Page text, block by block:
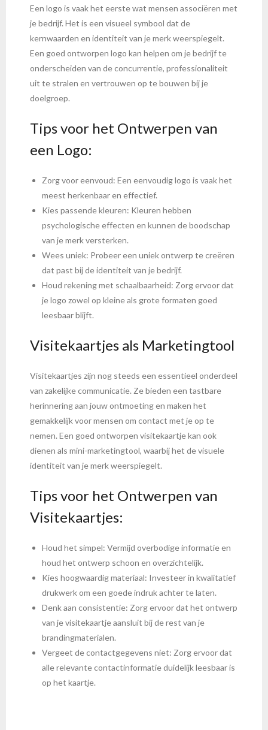
Een logo is vaak het eerste wat mensen associëren met
je bedrijf. Het is een visueel symbool dat de
kernwaarden en identiteit van je merk weerspiegelt.
Een goed ontworpen logo kan helpen om je bedrijf te
onderscheiden van de concurrentie, professionaliteit
uit te stralen en vertrouwen op te bouwen bij je
doelgroep.
Tips voor het Ontwerpen van
een Logo:
Zorg voor eenvoud: Een eenvoudig logo is vaak het
meest herkenbaar en effectief.
Kies passende kleuren: Kleuren hebben
psychologische effecten en kunnen de boodschap
van je merk versterken.
Wees uniek: Probeer een uniek ontwerp te creëren
dat past bij de identiteit van je bedrijf.
Houd rekening met schaalbaarheid: Zorg ervoor dat
je logo zowel op kleine als grote formaten goed
leesbaar blijft.
Visitekaartjes als Marketingtool
Visitekaartjes zijn nog steeds een essentieel onderdeel
van zakelijke communicatie. Ze bieden een tastbare
herinnering aan jouw ontmoeting en maken het
gemakkelijk voor mensen om contact met je op te
nemen. Een goed ontworpen visitekaartje kan ook
dienen als mini-marketingtool, waarbij het de visuele
identiteit van je merk weerspiegelt.
Tips voor het Ontwerpen van
Visitekaartjes:
Houd het simpel: Vermijd overbodige informatie en
houd het ontwerp schoon en overzichtelijk.
Kies hoogwaardig materiaal: Investeer in kwalitatief
drukwerk om een goede indruk achter te laten.
Denk aan consistentie: Zorg ervoor dat het ontwerp
van je visitekaartje aansluit bij de rest van je
brandingmaterialen.
Vergeet de contactgegevens niet: Zorg ervoor dat
alle relevante contactinformatie duidelijk leesbaar is
op het kaartje.